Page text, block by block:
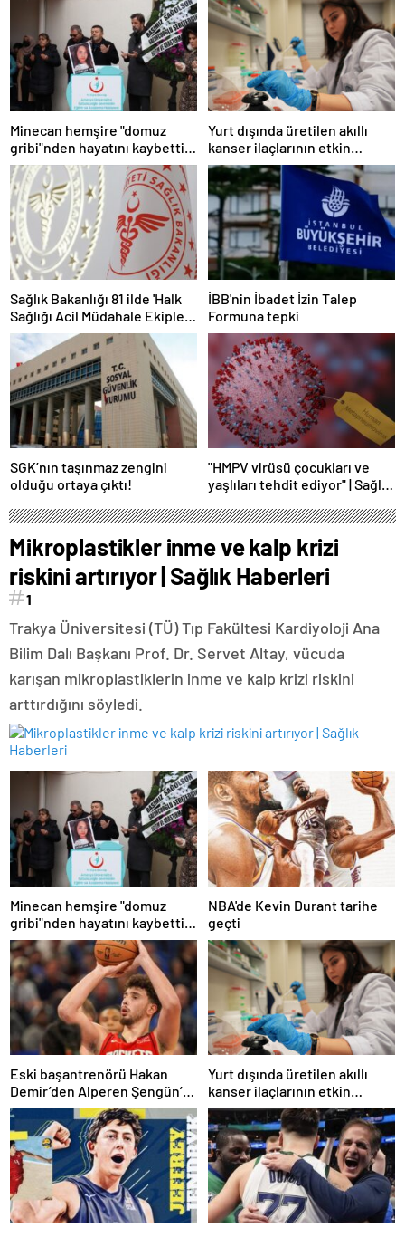
Minecan hemşire "domuz
gribi"nden hayatını kaybetti –
Haberler | Sağlık Haberleri
Yurt dışında üretilen akıllı
kanser ilaçlarının etkin
maddesi yerli imkanlarla
geliştirildi | Sağlık Haberleri
Sağlık Bakanlığı 81 ilde 'Halk
Sağlığı Acil Müdahale Ekipleri'
kuruyor | Sağlık Haberleri
İBB'nin İbadet İzin Talep
Formuna tepki
SGK’nın taşınmaz zengini
olduğu ortaya çıktı!
"HMPV virüsü çocukları ve
yaşlıları tehdit ediyor" | Sağlık
Mikroplastikler inme ve kalp krizi
riskini artırıyor | Sağlık Haberleri
1
Trakya Üniversitesi (TÜ) Tıp Fakültesi Kardiyoloji Ana
Bilim Dalı Başkanı Prof. Dr. Servet Altay, vücuda
karışan mikroplastiklerin inme ve kalp krizi riskini
arttırdığını söyledi.
Minecan hemşire "domuz
gribi"nden hayatını kaybetti –
Haberler | Sağlık Haberleri
NBA'de Kevin Durant tarihe
geçti
Eski başantrenörü Hakan
Demir’den Alperen Şengün’e
övgü
Yurt dışında üretilen akıllı
kanser ilaçlarının etkin
maddesi yerli imkanlarla
geliştirildi | Sağlık Haberleri